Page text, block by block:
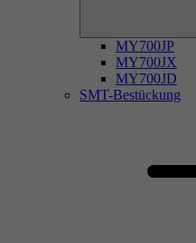
MY700JP
MY700JX
MY700JD
SMT-Bestückung